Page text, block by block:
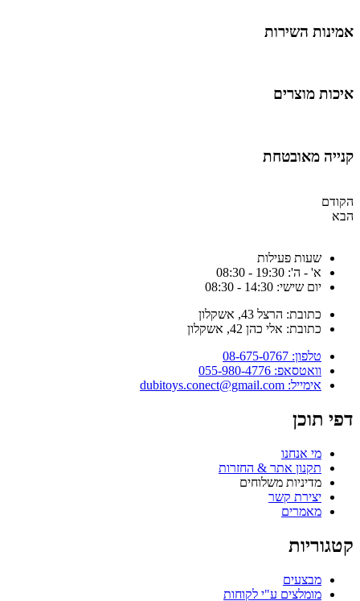
השירות
מוצרים
מאובטחת
שעות פעילות
א' - ה': 19:30 - 08:30
יום שישי: 14:30 - 08:30
כתובת: הרצל 43, אשקלון
כתובת: אלי כהן 42, אשקלון
טלפון: 08-675-0767
וואטסאפ: 055-980-4776
אימייל: dubitoys.conect@gmail.com
תוכן
מי אנחנו
תקנון אתר & החזרות
מדיניות משלוחים
יצירת קשר
מאמרים
מבצעים
מומלצים ע"י לקוחות